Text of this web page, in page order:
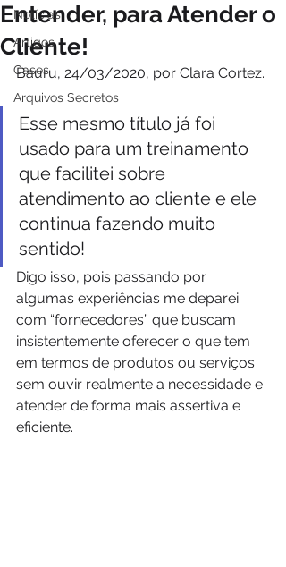
Notícias
Artigos
Cases
Arquivos Secretos
Entender, para Atender o
Cliente!
Bauru, 24/03/2020, por Clara Cortez.
Esse mesmo título já foi
usado para um treinamento
que facilitei sobre
atendimento ao cliente e ele
continua fazendo muito
sentido!
Digo isso, pois passando por
algumas experiências me deparei
com “fornecedores” que buscam
insistentemente oferecer o que tem
em termos de produtos ou serviços
sem ouvir realmente a necessidade e
atender de forma mais assertiva e
eficiente.